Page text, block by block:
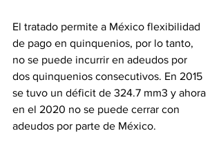
El tratado permite a México flexibilidad
de pago en quinquenios, por lo tanto,
no se puede incurrir en adeudos por
dos quinquenios consecutivos. En 2015
se tuvo un déficit de 324.7 mm3 y ahora
en el 2020 no se puede cerrar con
adeudos por parte de México.